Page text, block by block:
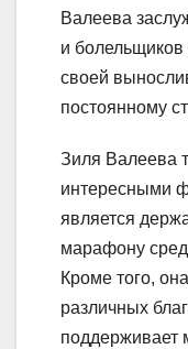
Валеева
и болельщиков
своей
постоянному
Зиля Валеева
интересными
является
марафону
Кроме того,
различных
поддерживает